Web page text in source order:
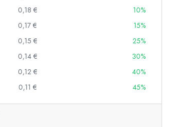
0,18 €
10%
0,17 €
15%
0,15 €
25%
0,14 €
30%
0,12 €
40%
0,11 € 45%